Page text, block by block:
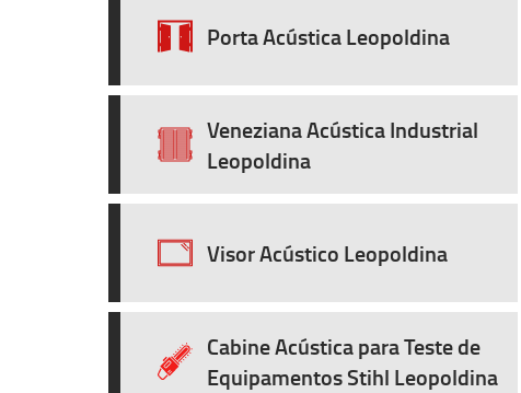
Porta Acústica Leopoldina
Veneziana Acústica Industrial
Leopoldina
Visor Acústico Leopoldina
Cabine Acústica para Teste de
Equipamentos Stihl Leopoldina